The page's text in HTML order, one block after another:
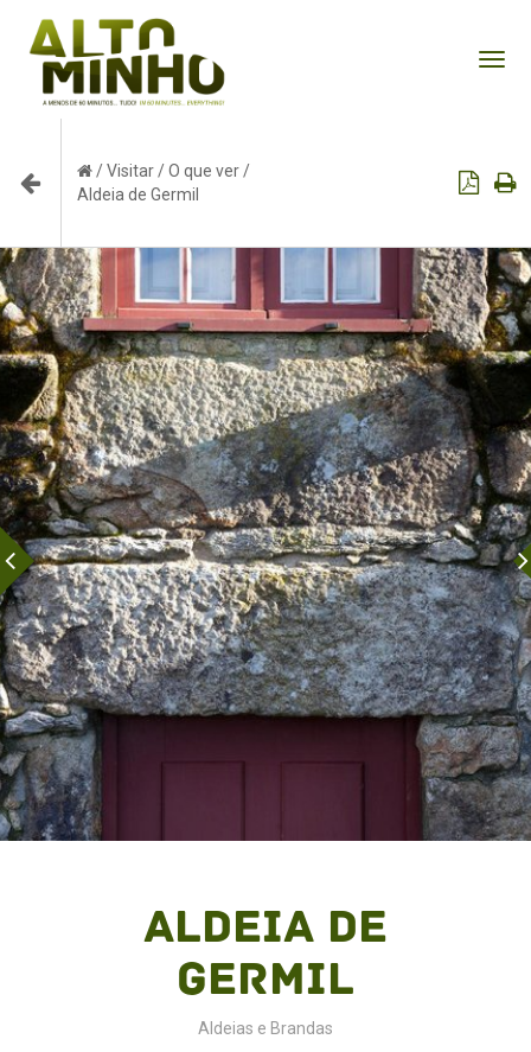
/Visitar/O que ver/
Aldeia de Germil
Aldeia de
Germil
Aldeias e Brandas